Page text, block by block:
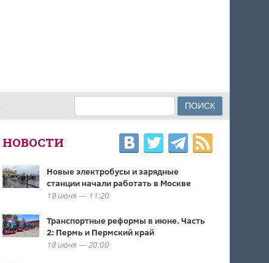
ФОРМА ПОИСКА
НОВОСТИ
Новые электробусы и зарядные
станции начали работать в Москве
19 июня — 11:20
Транспортные реформы в июне. Часть
2: Пермь и Пермский край
18 июня — 20:00